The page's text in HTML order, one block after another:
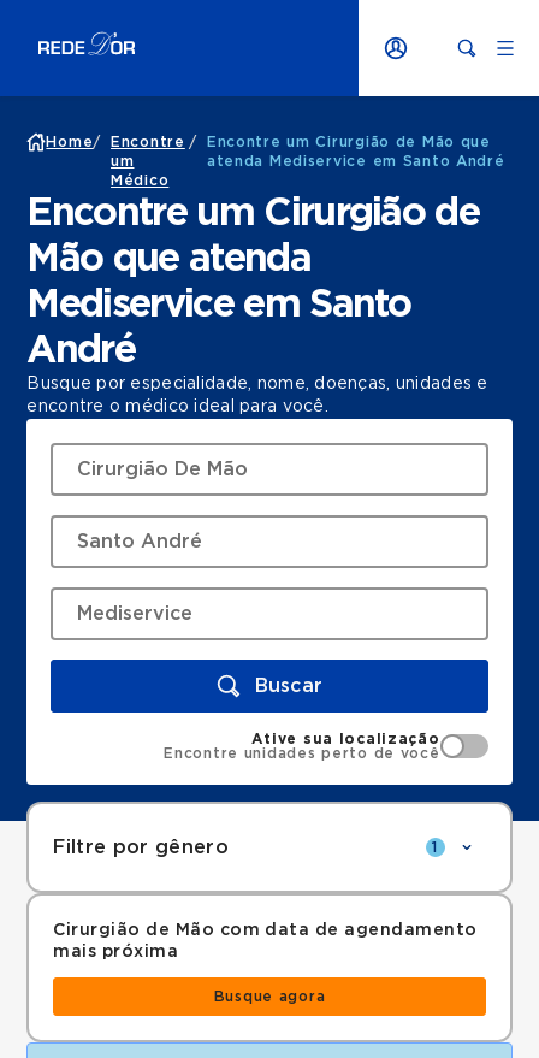
Home/
Encontre
um
Médico
/
Encontre um Cirurgião de Mão que
atenda Mediservice em Santo André
Encontre um Cirurgião de
Mão que atenda
Mediservice em Santo
André
Busque por especialidade, nome, doenças, unidades e
encontre o médico ideal para você.
Buscar
Ative sua localização
Encontre unidades perto de você
Filtre por gênero 1
Cirurgião de Mão com data de agendamento
mais próxima
Busque agora